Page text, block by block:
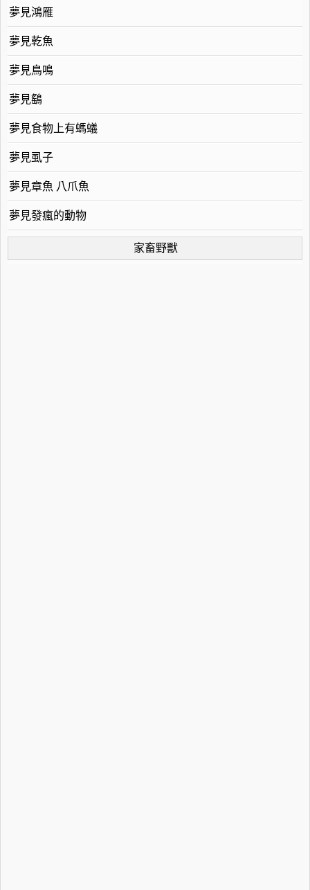
夢見鴻雁
夢見乾魚
夢見鳥鳴
夢見鷂
夢見食物上有螞蟻
夢見虱子
夢見章魚 八爪魚
夢見發瘋的動物
家畜野獸